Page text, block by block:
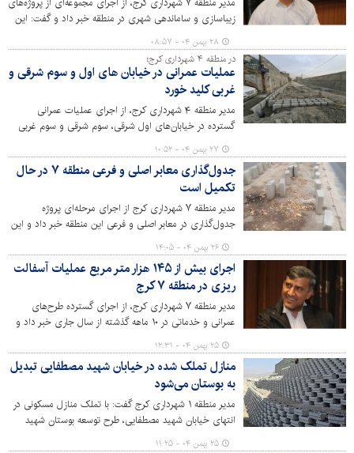
زیباسازی و ساماندهی شهری در منطقه خبر داد و گفت: این
اقدامات با هدف ارتقای منظر شهری، افزایش ایمنی معابر و
جلب رضایت شهروندان در حال انجام است.
۲۸ بهمن ۰۴ - ۰۸:۵۷
در منطقه ۴ شهرداری کرج؛
عملیات عمرانی در خیابان های اول و سوم شرقی و
غربی کلید خورد
مدیر منطقه ۴ شهرداری کرج، از اجرای عملیات عمرانی
گسترده در خیابان‌های اول شرقی، سوم شرقی و سوم غربی
خبر داد و گفت: پاسخگویی مؤثر به درخواست‌های شهروندان،
محور اصلی تعامل مدیریت شهری با مردم است.
۲۷ بهمن ۰۴ - ۱۰:۵۲
جدول‌گذاری معابر اصلی و فرعی منطقه ۷ در حال
تکمیل است
مدیر منطقه ۷ شهرداری کرج از اجرای مرحله‌ای پروژه
جدول‌گذاری در معابر اصلی و فرعی این منطقه خبر داد و این
اقدام را گامی مؤثر در بهبود عبور و مرور، ارتقای ایمنی و
افزایش زیبایی بصری شهری عنوان کرد.
۲۶ بهمن ۰۴ - ۱۴:۰۵
اجرای بیش از ۱۴۵ هزار متر مربع عملیات آسفالت
ریزی در منطقه ۷ کرج
مدیر منطقه ۷ شهرداری کرج، از اجرای گسترده طرح‌های
عمرانی و خدماتی در ۱۰ ماهه گذشته از سال جاری خبر داد و
گفت: در این مدت عملیات آسفالت، جدول‌گذاری و لوله‌گذاری
در معابر اصلی و فرعی منطقه انجام شده است.
۲۵ بهمن ۰۴ - ۱۲:۳۱
منازل تملک شده در خیابان شهید مصطفایی تبدیل
به بوستان می‌شود
مدیر منطقه ۱ شهرداری کرج گفت: با تملک منازل مسکونی در
انتهای خیابان شهید مصطفایی، طرح توسعه بوستان شهید
مصطفایی در منطقه اجرا می‌شود.
۲۵ بهمن ۰۴ - ۱۱:۲۵